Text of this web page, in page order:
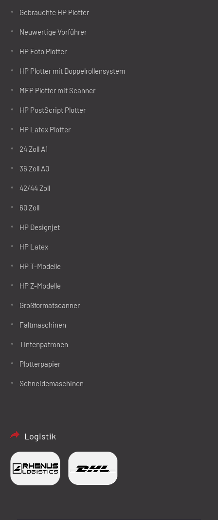
Gebrauchte HP Plotter
Neuwertige Vorführer
HP Foto Plotter
HP Plotter mit Doppelrollensystem
MFP Plotter mit Scanner
HP PostScript Plotter
HP Latex Plotter
24 Zoll A1
36 Zoll A0
42/44 Zoll
60 Zoll
HP Designjet
HP Latex
HP T-Modelle
HP Z-Modelle
Großformatscanner
Faltmaschinen
Tintenpatronen
Plotterpapier
Schneidemaschinen
Logistik